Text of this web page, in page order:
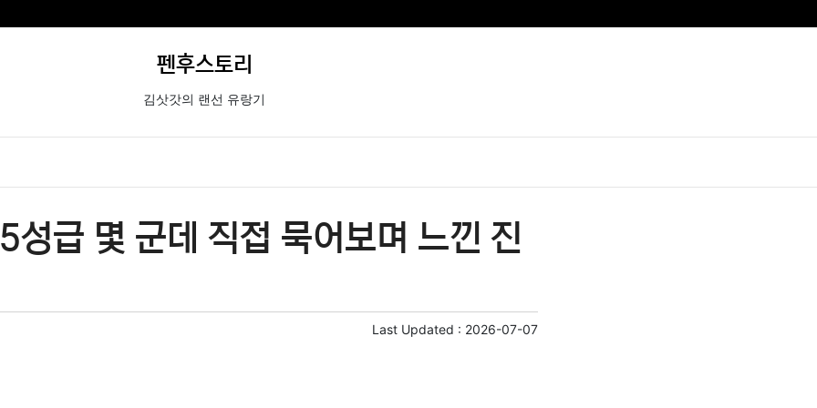
펜후스토리
김삿갓의 랜선 유랑기
성급 몇 군데 직접 묵어보며 느낀 진
Last Updated : 2026-07-07